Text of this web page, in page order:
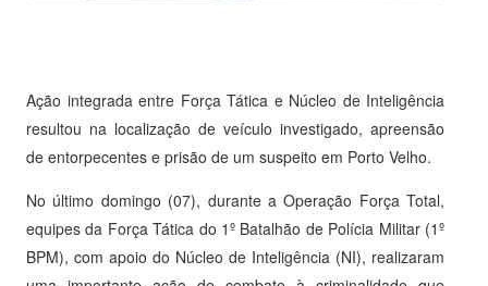
Ação integrada entre Força Tática e Núcleo de Inteligência
resultou na localização de veículo investigado, apreensão
de entorpecentes e prisão de um suspeito em Porto Velho.
No último domingo (07), durante a Operação Força Total,
equipes da Força Tática do 1º Batalhão de Polícia Militar (1º
BPM), com apoio do Núcleo de Inteligência (NI), realizaram